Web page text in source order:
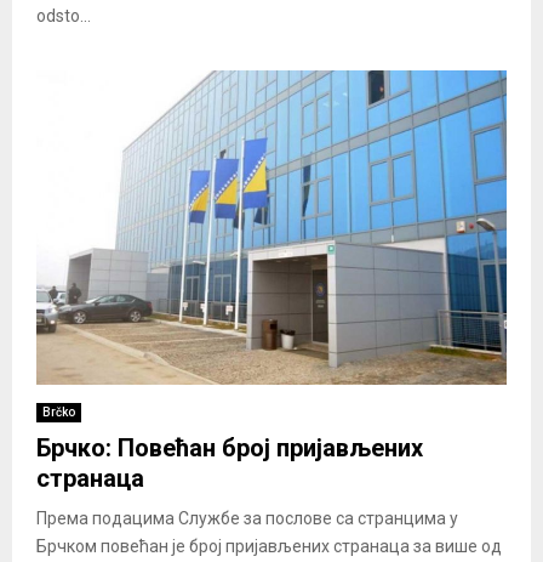
odsto...
Brčko
Брчко: Повећан број пријављених
странаца
Према подацима Службе за послове са странцима у
Брчком повећан је број пријављених странаца за више од